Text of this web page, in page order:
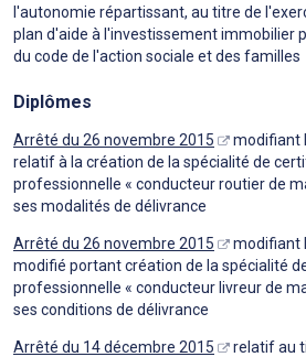
l'autonomie répartissant, au titre de
plan d'aide à l'investissement immobilier
du code de l'action sociale et des familles
Diplômes
Arrêté du 26 novembre 2015
modifiant
relatif à la création de la spécialité de
professionnelle « conducteur routier de
ses modalités de délivrance
Arrêté du 26 novembre 2015
modifiant
modifié portant création de la spécialité
professionnelle « conducteur livreur de
ses conditions de délivrance
Arrêté du 14 décembre 2015
relatif au